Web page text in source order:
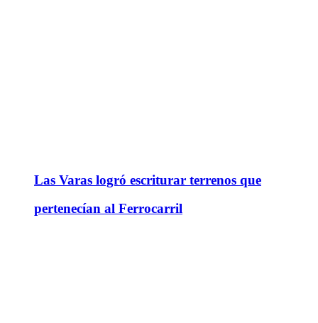
Las Varas logró escriturar terrenos que
pertenecían al Ferrocarril